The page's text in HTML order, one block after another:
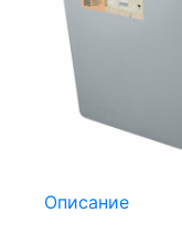
Описание